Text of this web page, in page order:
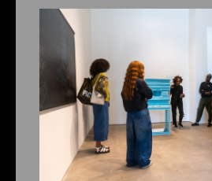
锡安大道 是一位跨学科的艺术家兼
于档案集合电影制作、声音拼贴创
以人与非人之间的（重）连为核心
声音作品中运用实验性的拼贴语言
境音效和精心挑选的声音片段层层
深思的叙事脉络，使时间性、历史
化。她的创作实践深受羊皮纸和宝
聆听”概念的影响。.